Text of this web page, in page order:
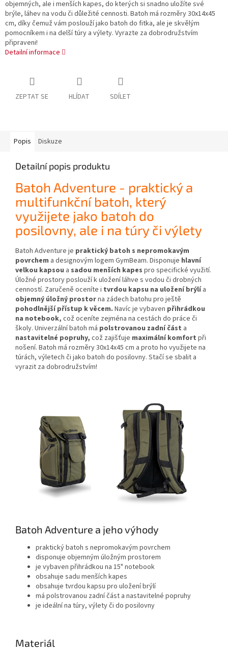
objemných, ale i menších kapes, do kterých si snadno uložíte své
brýle, láhev na vodu či důležité cennosti. Batoh má rozměry 30x14x45
cm, díky čemuž vám poslouží jako batoh do fitka, ale je skvělým
pomocníkem i na delší túry a výlety. Vyrazte za dobrodružstvím
připraveni!
Detailní informace
ZEPTAT SE HLÍDAT SDÍLET
Popis Diskuze
Detailní popis produktu
Batoh Adventure - praktický a
multifunkční batoh, který
využijete jako batoh do
posilovny, ale i na túry či výlety
Batoh Adventure je praktický batoh s nepromokavým
povrchem a designovým logem GymBeam. Disponuje hlavní
velkou kapsou a sadou menších kapes pro specifické využití.
Úložné prostory poslouží k uložení láhve s vodou či drobných
cenností. Zaručeně oceníte i tvrdou kapsu na uložení brýlía
objemný úložný prostorna zádech batohu pro ještě
pohodlnější přístup k věcem. Navíc je vybaven přihrádkou
na notebook, což oceníte zejména na cestách do práce či
školy. Univerzální batoh má polstrovanou zadní část a
nastavitelné popruhy, což zajišťuje maximální komfort při
nošení. Batoh má rozměry 30x14x45 cm a proto ho využijete na
túrách, výletech či jako batoh do posilovny. Stačí se sbalit a
vyrazit za dobrodružstvím!
Batoh Adventure a jeho výhody
praktický batoh s nepromokavým povrchem
disponuje objemným úložným prostorem
je vybaven přihrádkou na 15" notebook
obsahuje sadu menších kapes
obsahuje tvrdou kapsu pro uložení brýlí
má polstrovanou zadní část a nastavitelné popruhy
je ideální na túry, výlety či do posilovny
Materiál